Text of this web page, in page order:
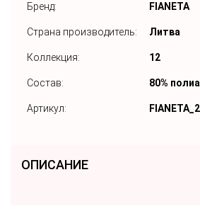
Бренд: FIANETA
Страна производитель: Литва
Коллекция: 12
Состав: 80%
Артикул:
ОПИСАНИЕ